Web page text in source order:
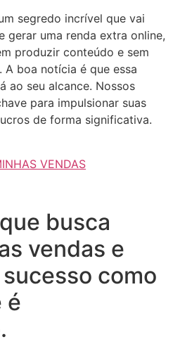
segredo incrível que vai
gerar uma renda extra online,
produzir conteúdo e sem
boa notícia é que essa
ao seu alcance. Nossos
para impulsionar suas
de forma significativa.
VENDAS
busca
vendas e
como
é